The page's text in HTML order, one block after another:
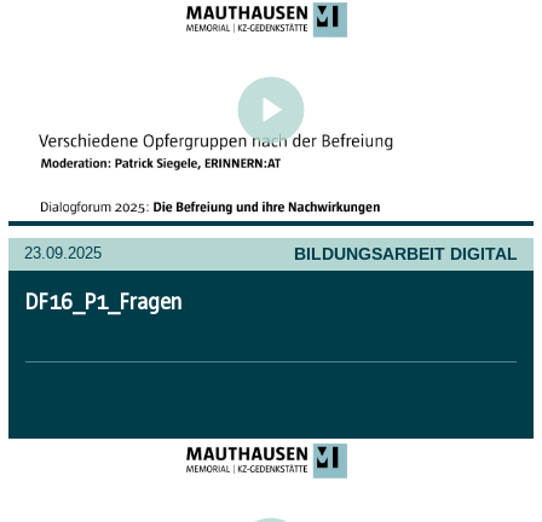
23.09.2025 BILDUNGSARBEIT DIGITAL
DF16_P1_Fragen